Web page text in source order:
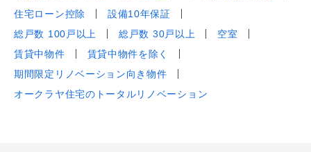
住宅ローン控除
設備10年保証
総戸数 100戸以上
総戸数 30戸以上
空室
賃貸中物件
賃貸中物件を除く
期間限定リノベーション向き物件
オークラヤ住宅のトータルリノベーション